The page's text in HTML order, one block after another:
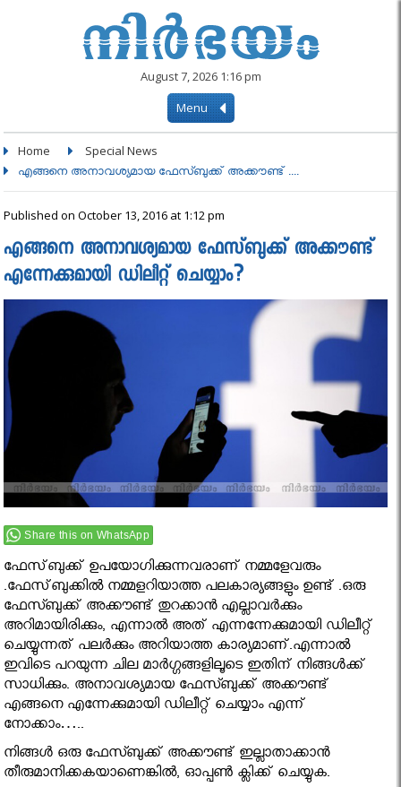
August 7, 2026 1:16 pm
Menu
Home Special News
എങ്ങനെ അനാവശ്യമായ ഫേസ്ബുക്ക് അക്കൗണ്ട് ....
Published on October 13, 2016 at 1:12 pm
എങ്ങനെ അനാവശ്യമായ ഫേസ്ബുക്ക് അക്കൗണ്ട്
എന്നേക്കുമായി ഡിലീറ്റ് ചെയ്യാം?
Share this on WhatsApp
ഫേസ്‌ബുക്ക് ഉപയോഗിക്കുന്നവരാണ് നമ്മളേവരും
.ഫേസ്‌ബുക്കിൽ നമ്മളറിയാത്ത പലകാര്യങ്ങളും ഉണ്ട് .ഒരു
ഫേസ്ബുക്ക് അക്കൗണ്ട് തുറക്കാന്‍ എല്ലാവര്‍ക്കും
അറിമായിരിക്കും, എന്നാല്‍ അത് എന്നന്നേക്കുമായി ഡിലീറ്റ്
ചെയ്യുന്നത് പലർക്കും അറിയാത്ത കാര്യമാണ്.എന്നാൽ
ഇവിടെ പറയുന്ന ചില മാർഗ്ഗങ്ങളിലൂടെ ഇതിന് നിങ്ങൾക്ക്
സാധിക്കും. അനാവശ്യമായ ഫേസ്ബുക്ക് അക്കൗണ്ട്
എങ്ങനെ എന്നേക്കുമായി ഡിലീറ്റ് ചെയ്യാം എന്ന്
നോക്കാം…..
നിങ്ങള്‍ ഒരു ഫേസ്ബുക്ക് അക്കൗണ്ട് ഇല്ലാതാക്കാന്‍
തീരുമാനിക്കകയാണെങ്കില്‍, ഓപ്പണ്‍ ക്ലിക്ക് ചെയ്യുക.